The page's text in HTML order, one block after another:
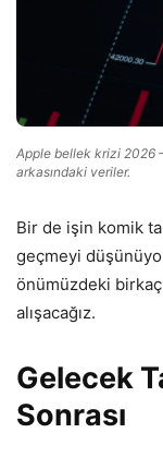
Apple bellek krizi 2026
arkasındaki veriler.
Bir de işin komik
geçmeyi
önümüzdeki
alışacağız.
Gelecek
Sonrası